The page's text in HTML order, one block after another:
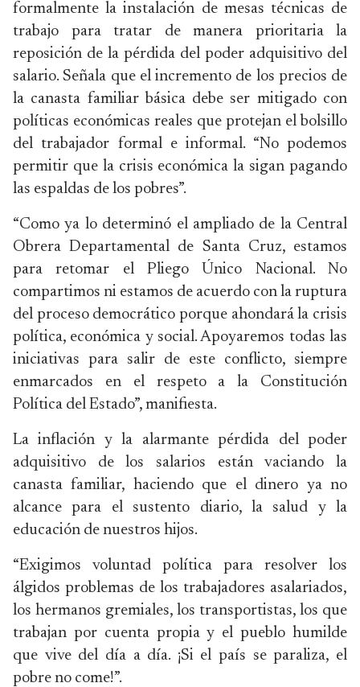
formalmente la instalación de mesas técnicas de
trabajo para tratar de manera prioritaria la
reposición de la pérdida del poder adquisitivo del
salario. Señala que el incremento de los precios de
la canasta familiar básica debe ser mitigado con
políticas económicas reales que protejan el bolsillo
del trabajador formal e informal. “No podemos
permitir que la crisis económica la sigan pagando
las espaldas de los pobres”.
“Como ya lo determinó el ampliado de la Central
Obrera Departamental de Santa Cruz, estamos
para retomar el Pliego Único Nacional. No
compartimos ni estamos de acuerdo con la ruptura
del proceso democrático porque ahondará la crisis
política, económica y social. Apoyaremos todas las
iniciativas para salir de este conflicto, siempre
enmarcados en el respeto a la Constitución
Política del Estado”, manifiesta.
La inflación y la alarmante pérdida del poder
adquisitivo de los salarios están vaciando la
canasta familiar, haciendo que el dinero ya no
alcance para el sustento diario, la salud y la
educación de nuestros hijos.
“Exigimos voluntad política para resolver los
álgidos problemas de los trabajadores asalariados,
los hermanos gremiales, los transportistas, los que
trabajan por cuenta propia y el pueblo humilde
que vive del día a día. ¡Si el país se paraliza, el
pobre no come!”.